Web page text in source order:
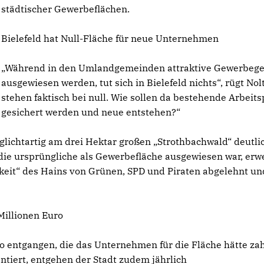
städtischer Gewerbeflächen.
Bielefeld hat Null-Fläche für neue Unternehmen
Während in den Umlandgemeinden attraktive
ausgewiesen werden, tut sich in Bielefeld nichts“, rügt
stehen faktisch bei null. Wie sollen da bestehende
gesichert werden und neue entstehen?“
am drei Hektar großen „Strothbachwald“
ursprüngliche als Gewerbefläche ausgewiesen war,
des Hains von Grünen, SPD und Piraten abgelehnt
Euro
entgangen, die das Unternehmen für die Fläche hätte
entgehen der Stadt zudem jährlich